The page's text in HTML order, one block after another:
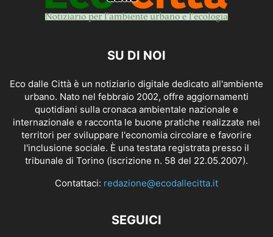
SU DI NOI
Eco dalle Città è un notiziario digitale dedicato all'ambiente
urbano. Nato nel febbraio 2002, offre aggiornamenti
quotidiani sulla cronaca ambientale nazionale e
internazionale e racconta le buone pratiche realizzate nei
territori per sviluppare l'economia circolare e favorire
l'inclusione sociale. È una testata registrata presso il
tribunale di Torino (iscrizione n. 58 del 22.05.2007).
Contattaci: redazione@ecodallecitta.it
SEGUICI